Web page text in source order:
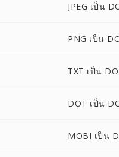
JPEG เป็น
PNG เป็น
TXT เป็น
DOT เป็น
MOBI เป็น